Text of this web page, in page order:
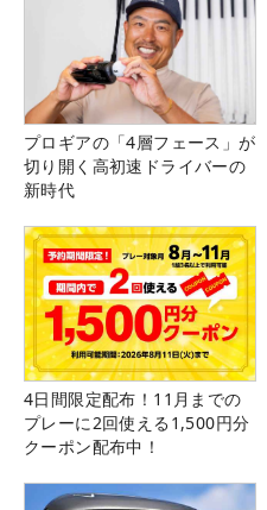
プロギアの「4層フェース」が
切り開く高初速ドライバーの
新時代
4日間限定配布！11月までの
プレーに2回使える1,500円分
クーポン配布中！